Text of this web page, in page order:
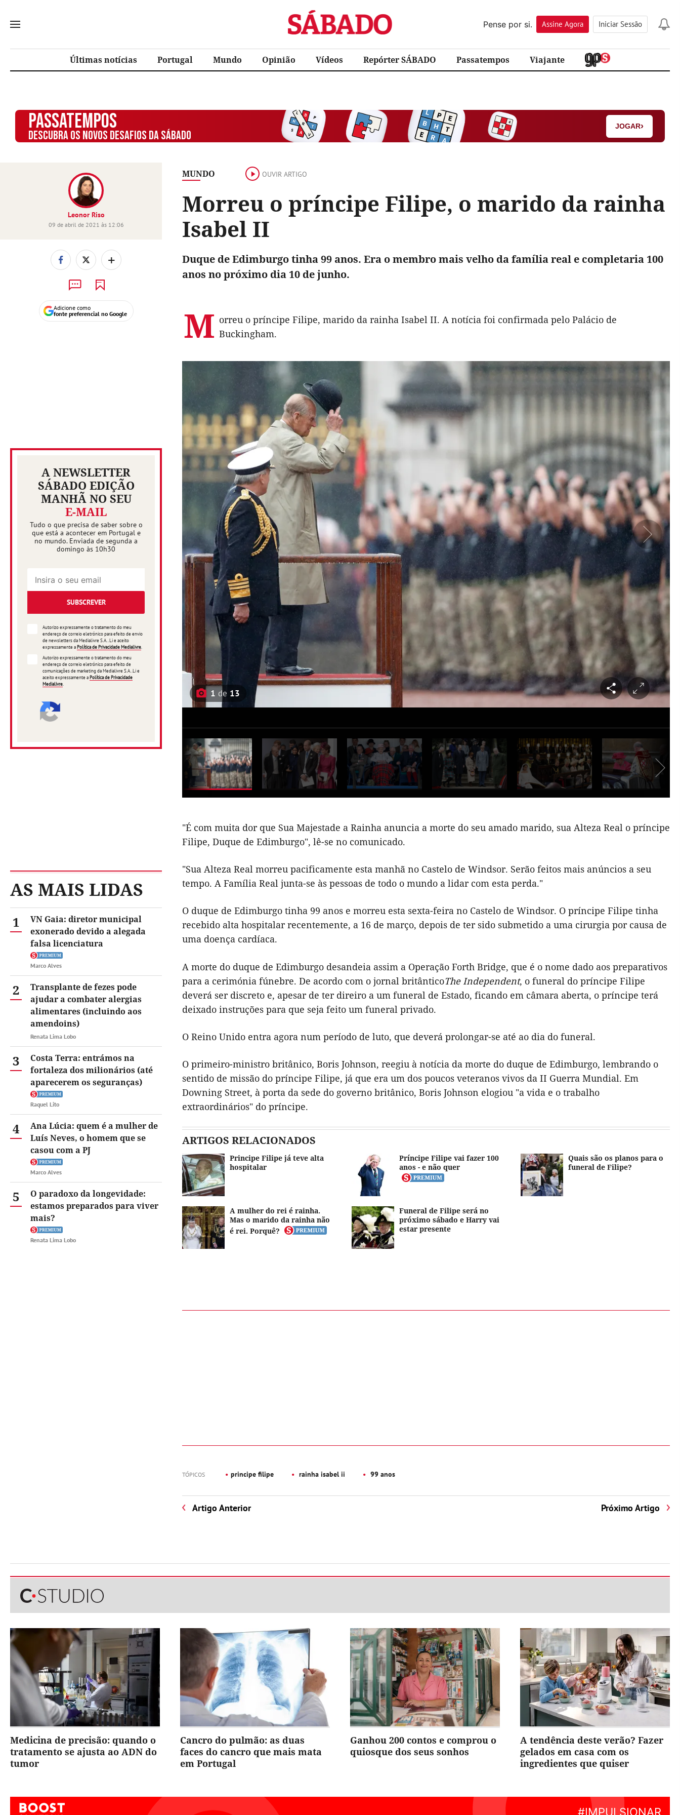
Sábado
Pense por si.
Assine Agora Iniciar Sessão
Últimas notícias Portugal Mundo Opinião Vídeos Repórter SÁBADO Passatempos Viajante
PASSATEMPOS
DESCUBRA OS NOVOS DESAFIOS DA SÁBADO
JOGAR›
MUNDO OUVIR ARTIGO
Morreu o príncipe Filipe, o marido da rainha
Isabel II
Leonor Riso
09 de abril de 2021 às 12:06
+
Adicione como
fonte preferencial no Google
A NEWSLETTER
SÁBADO EDIÇÃO
MANHÃ NO SEU
E-MAIL
Tudo o que precisa de saber sobre o
que está a acontecer em Portugal e
no mundo. Enviada de segunda a
domingo às 10h30
SUBSCREVER
Autorizo expressamente o tratamento do meu
endereço de correio eletrónico para efeito de envio
de newsletters da Medialivre S.A.. Li e aceito
expressamente aPolítica de Privacidade Medialivre
Autorizo expressamente o tratamento do meu
endereço de correio eletrónico para efeito de
comunicações de marketing da Medialivre S.A..Li e
aceito expressamente aPolítica de Privacidade
Medialivre
AS MAIS LIDAS
1
VN Gaia: diretor municipal
exonerado devido a alegada
falsa licenciatura
Marco Alves
2
Transplante de fezes pode
ajudar a combater alergias
alimentares (incluindo aos
amendoins)
Renata Lima Lobo
3
Costa Terra: entrámos na
fortaleza dos milionários (até
aparecerem os seguranças)
Raquel Lito
4
Ana Lúcia: quem é a mulher de
Luís Neves, o homem que se
casou com a PJ
Marco Alves
5
O paradoxo da longevidade:
estamos preparados para viver
mais?
Renata Lima Lobo
Duque de Edimburgo tinha 99 anos. Era o membro mais velho da família real e completaria 100
anos no próximo dia 10 de junho.
M orreu o príncipe Filipe, marido da rainha Isabel II. A notícia foi confirmada pelo Palácio de
Buckingham.
1 de 13
"É com muita dor que Sua Majestade a Rainha anuncia a morte do seu amado marido, sua Alteza Real o príncipe
Filipe, Duque de Edimburgo", lê-se no comunicado.
"Sua Alteza Real morreu pacificamente esta manhã no Castelo de Windsor. Serão feitos mais anúncios a seu
tempo. A Família Real junta-se às pessoas de todo o mundo a lidar com esta perda."
O duque de Edimburgo tinha 99 anos e morreu esta sexta-feira no Castelo de Windsor. O príncipe Filipe tinha
recebido alta hospitalar recentemente, a 16 de março, depois de ter sido submetido a uma cirurgia por causa de
uma doença cardíaca.
A morte do duque de Edimburgo desandeia assim a Operação Forth Bridge, que é o nome dado aos preparativos
para a cerimónia fúnebre. De acordo com o jornal britânticoThe Independent, o funeral do príncipe Filipe
deverá ser discreto e, apesar de ter direiro a um funeral de Estado, ficando em câmara aberta, o príncipe terá
deixado instruções para que seja feito um funeral privado.
O Reino Unido entra agora num período de luto, que deverá prolongar-se até ao dia do funeral.
O primeiro-ministro britânico, Boris Johnson, reegiu à notícia da morte do duque de Edimburgo, lembrando o
sentido de missão do príncipe Filipe, já que era um dos poucos veteranos vivos da II Guerra Mundial. Em
Downing Street, à porta da sede do governo britânico, Boris Johnson elogiou "a vida e o trabalho
extraordinários" do príncipe.
ARTIGOS RELACIONADOS
Principe Filipe já teve alta
hospitalar
Príncipe Filipe vai fazer 100
anos - e não quer
Quais são os planos para o
funeral de Filipe?
A mulher do rei é rainha.
Mas o marido da rainha não
é rei. Porquê?
Funeral de Filipe será no
próximo sábado e Harry vai
estar presente
TÓPICOS principe filipe rainha isabel ii 99 anos
Artigo Anterior Próximo Artigo
Medicina de precisão: quando o
tratamento se ajusta ao ADN do
tumor
Cancro do pulmão: as duas
faces do cancro que mais mata
em Portugal
Ganhou 200 contos e comprou o
quiosque dos seus sonhos
A tendência deste verão? Fazer
gelados em casa com os
ingredientes que quiser